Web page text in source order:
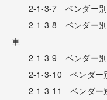
2-1-3-7 ベンダー別
2-1-3-8 ベンダー別
車
2-1-3-9 ベンダー別
2-1-3-10 ベンダー別
2-1-3-11 ベンダー別